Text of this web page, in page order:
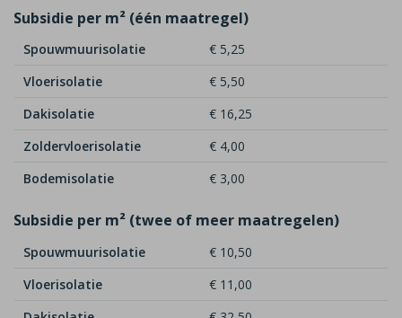
Subsidie per m² (één maatregel)
Spouwmuurisolatie
€ 5,25
Vloerisolatie
€ 5,50
Dakisolatie
€ 16,25
Zoldervloerisolatie
€ 4,00
Bodemisolatie
€ 3,00
Subsidie per m² (twee of meer maatregelen)
Spouwmuurisolatie
€ 10,50
Vloerisolatie
€ 11,00